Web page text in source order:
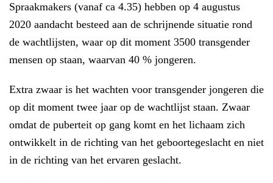
Spraakmakers (vanaf ca 4.35) hebben op 4 augustus
2020 aandacht besteed aan de schrijnende situatie rond
de wachtlijsten, waar op dit moment 3500 transgender
mensen op staan, waarvan 40 % jongeren.
Extra zwaar is het wachten voor transgender jongeren die
op dit moment twee jaar op de wachtlijst staan. Zwaar
omdat de puberteit op gang komt en het lichaam zich
ontwikkelt in de richting van het geboortegeslacht en niet
in de richting van het ervaren geslacht.